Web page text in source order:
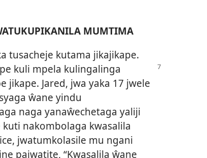
MUMTIMA
tusacheje kutama jikajikape.
kuli mpela kulingalinga
Jared, jwa yaka 17 jwele
ŵane yindu
naga yanaŵechetaga yaliji
nakombolaga kwasalila
jwatumkolasile mu ngani
pajwatite, “Kwasalila ŵane